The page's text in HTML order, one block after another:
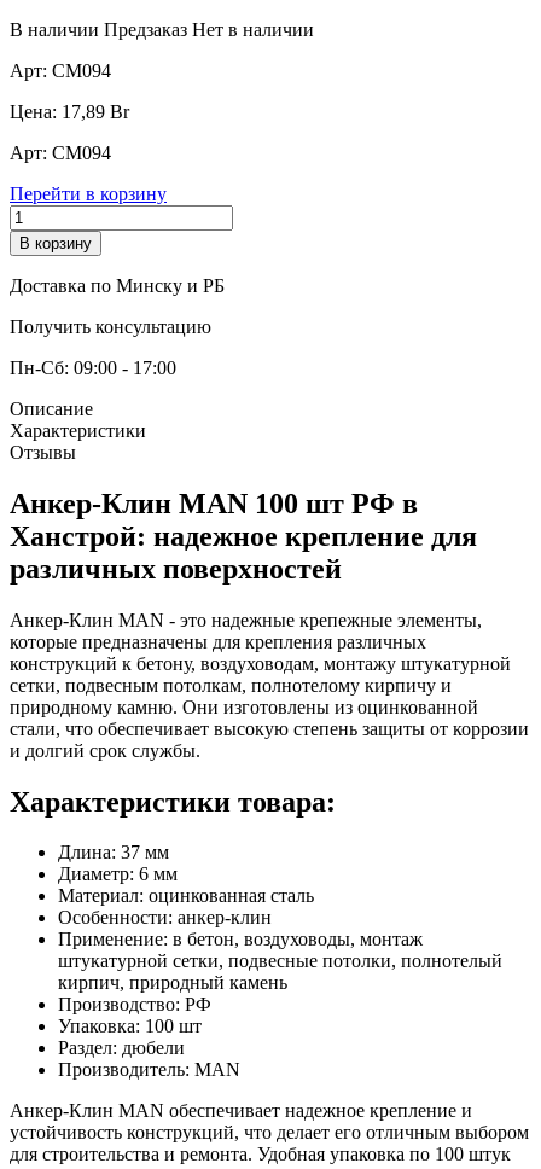
В наличии Предзаказ Нет в наличии
Арт: СМ094
Цена: 17,89 Br
Арт: СМ094
Перейти в корзину
В корзину
Доставка по Минску и РБ
Получить консультацию
Пн-Сб: 09:00 - 17:00
Описание
Характеристики
Отзывы
Анкер-Клин МАN 100 шт РФ в
Ханстрой: надежное крепление для
различных поверхностей
Анкер-Клин МАN - это надежные крепежные элементы,
которые предназначены для крепления различных
конструкций к бетону, воздуховодам, монтажу штукатурной
сетки, подвесным потолкам, полнотелому кирпичу и
природному камню. Они изготовлены из оцинкованной
стали, что обеспечивает высокую степень защиты от коррозии
и долгий срок службы.
Характеристики товара:
Длина: 37 мм
Диаметр: 6 мм
Материал: оцинкованная сталь
Особенности: анкер-клин
Применение: в бетон, воздуховоды, монтаж
штукатурной сетки, подвесные потолки, полнотелый
кирпич, природный камень
Производство: РФ
Упаковка: 100 шт
Раздел: дюбели
Производитель: MAN
Анкер-Клин МАN обеспечивает надежное крепление и
устойчивость конструкций, что делает его отличным выбором
для строительства и ремонта. Удобная упаковка по 100 штук